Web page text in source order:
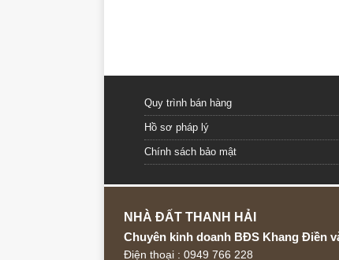
Quy trình bán hàng
Hồ sơ pháp lý
Chính sách bảo mật
NHÀ ĐẤT THANH HẢI
Chuyên kinh doanh BĐS Khang Điền
Điện thoại : 0949 766 228